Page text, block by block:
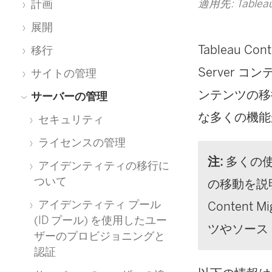
計画
展開
移行
サイトの管理
サーバーの管理
セキュリティ
ライセンスの管理
アイデンティティの移行に
ついて
アイデンティティ プール
(ID プール) を使用したユー
ザーのプロビジョニングと
認証
適用先:
Tableau
Server コン
ンテンツの
な多くの機
注: 多くの
の移動を
Content
ツやソー